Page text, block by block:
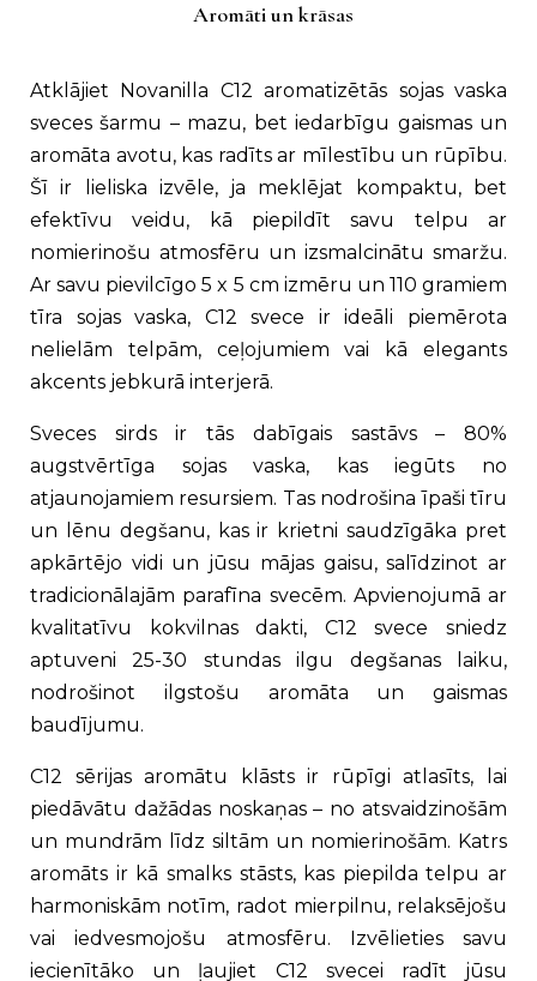
Aromāti un krāsas
Atklājiet Novanilla C12 aromatizētās sojas vaska
sveces šarmu – mazu, bet iedarbīgu gaismas un
aromāta avotu, kas radīts ar mīlestību un rūpību.
Šī ir lieliska izvēle, ja meklējat kompaktu, bet
efektīvu veidu, kā piepildīt savu telpu ar
nomierinošu atmosfēru un izsmalcinātu smaržu.
Ar savu pievilcīgo 5 x 5 cm izmēru un 110 gramiem
tīra sojas vaska, C12 svece ir ideāli piemērota
nelielām telpām, ceļojumiem vai kā elegants
akcents jebkurā interjerā.
Sveces sirds ir tās dabīgais sastāvs – 80%
augstvērtīga sojas vaska, kas iegūts no
atjaunojamiem resursiem. Tas nodrošina īpaši tīru
un lēnu degšanu, kas ir krietni saudzīgāka pret
apkārtējo vidi un jūsu mājas gaisu, salīdzinot ar
tradicionālajām parafīna svecēm. Apvienojumā ar
kvalitatīvu kokvilnas dakti, C12 svece sniedz
aptuveni 25-30 stundas ilgu degšanas laiku,
nodrošinot ilgstošu aromāta un gaismas
baudījumu.
C12 sērijas aromātu klāsts ir rūpīgi atlasīts, lai
piedāvātu dažādas noskaņas – no atsvaidzinošām
un mundrām līdz siltām un nomierinošām. Katrs
aromāts ir kā smalks stāsts, kas piepilda telpu ar
harmoniskām notīm, radot mierpilnu, relaksējošu
vai iedvesmojošu atmosfēru. Izvēlieties savu
iecienītāko un ļaujiet C12 svecei radīt jūsu